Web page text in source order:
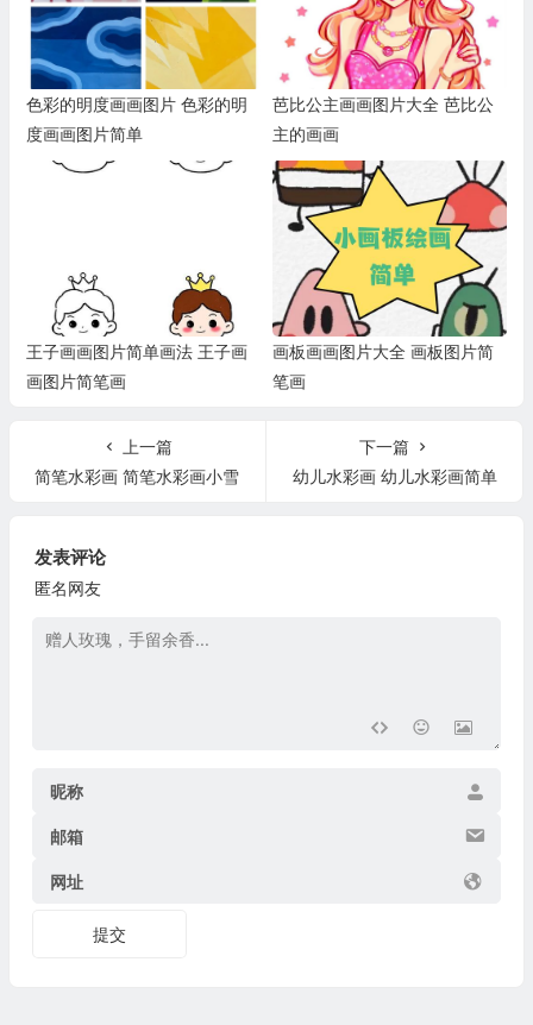
色彩的明度画画图片 色彩的明
度画画图片简单
芭比公主画画图片大全 芭比公
主的画画
王子画画图片简单画法 王子画
画图片简笔画
画板画画图片大全 画板图片简
笔画
上一篇
简笔水彩画 简笔水彩画小雪
下一篇
幼儿水彩画 幼儿水彩画简单
发表评论
匿名网友
昵称
邮箱
网址
提交